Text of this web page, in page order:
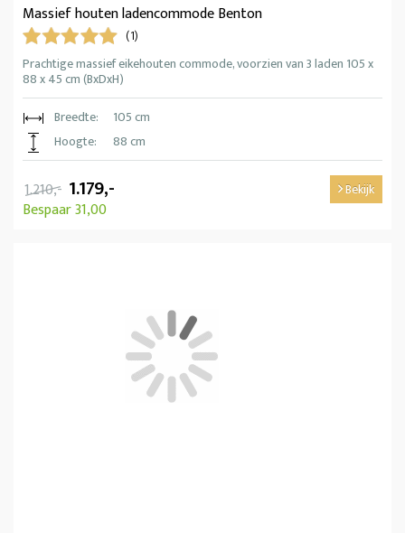
Massief houten ladencommode Benton
(1)
Prachtige massief eikehouten commode, voorzien van 3 laden 105 x
88 x 45 cm (BxDxH)
Breedte:
105 cm
Hoogte:
88 cm
1.210,- 1.179,-
Bespaar 31,00
Bekijk